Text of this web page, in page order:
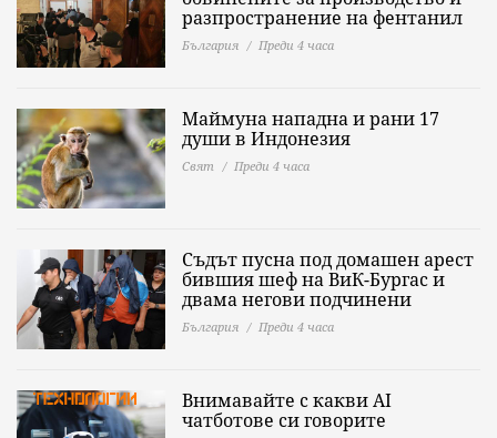
разпространение на фентанил
България Преди 4 часа
Маймуна нападна и рани 17
души в Индонезия
Свят Преди 4 часа
Съдът пусна под домашен арест
бившия шеф на ВиК-Бургас и
двама негови подчинени
България Преди 4 часа
Внимавайте с какви AI
чатботове си говорите